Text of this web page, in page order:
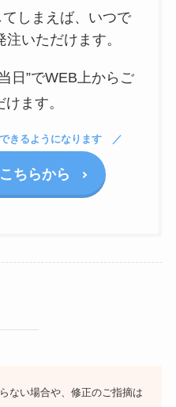
しまえば、いつで
いただけます。
日”でWEB上からご
ます。
きるようになります
ちらから
ない場合や、修正のご指摘は